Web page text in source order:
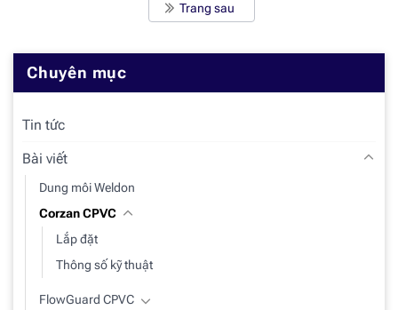
Chuyên mục
Tin tức
Bài viết
Dung môi Weldon
Corzan CPVC
Lắp đặt
Thông số kỹ thuật
FlowGuard CPVC
Trang sau